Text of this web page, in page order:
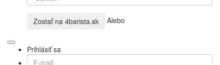
Zostať na 4barista.sk Alebo
Prihlásiť sa